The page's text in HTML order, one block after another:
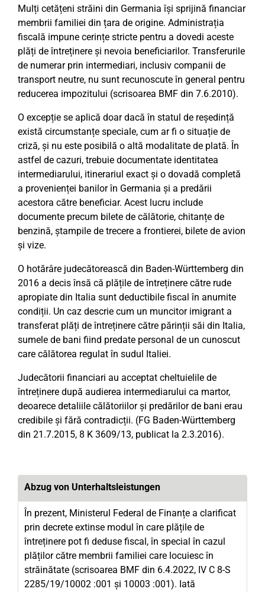
Mulți cetățeni străini din Germania își sprijină financiar
membrii familiei din țara de origine. Administrația
fiscală impune cerințe stricte pentru a dovedi aceste
plăți de întreținere și nevoia beneficiarilor. Transferurile
de numerar prin intermediari, inclusiv companii de
transport neutre, nu sunt recunoscute în general pentru
reducerea impozitului (scrisoarea BMF din 7.6.2010).
O excepție se aplică doar dacă în statul de reședință
există circumstanțe speciale, cum ar fi o situație de
criză, și nu este posibilă o altă modalitate de plată. În
astfel de cazuri, trebuie documentate identitatea
intermediarului, itinerariul exact și o dovadă completă
a provenienței banilor în Germania și a predării
acestora către beneficiar. Acest lucru include
documente precum bilete de călătorie, chitanțe de
benzină, ștampile de trecere a frontierei, bilete de avion
și vize.
O hotărâre judecătorească din Baden-Württemberg din
2016 a decis însă că plățile de întreținere către rude
apropiate din Italia sunt deductibile fiscal în anumite
condiții. Un caz descrie cum un muncitor imigrant a
transferat plăți de întreținere către părinții săi din Italia,
sumele de bani fiind predate personal de un cunoscut
care călătorea regulat în sudul Italiei.
Judecătorii financiari au acceptat cheltuielile de
întreținere după audierea intermediarului ca martor,
deoarece detaliile călătoriilor și predărilor de bani erau
credibile și fără contradicții. (FG Baden-Württemberg
din 21.7.2015, 8 K 3609/13, publicat la 2.3.2016).
Abzug von Unterhaltsleistungen
În prezent, Ministerul Federal de Finanțe a clarificat
prin decrete extinse modul în care plățile de
întreținere pot fi deduse fiscal, în special în cazul
plăților către membrii familiei care locuiesc în
străinătate (scrisoarea BMF din 6.4.2022, IV C 8-S
2285/19/10002 :001 și 10003 :001). Iată